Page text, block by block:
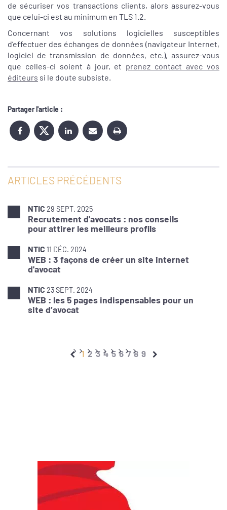
de sécuriser vos transactions clients, alors assurez-vous
que celui-ci est au minimum en TLS 1.2.
Concernant vos solutions logicielles susceptibles
d’effectuer des échanges de données (navigateur Internet,
logiciel de transmission de données, etc.), assurez-vous
que celles-ci soient à jour, et prenez contact avec vos
éditeurs si le doute subsiste.
Partager l'article :
ARTICLES PRÉCÉDENTS
NTIC 29 SEPT. 2025
Recrutement d'avocats : nos conseils
pour attirer les meilleurs profils
NTIC 11 DÉC. 2024
WEB : 3 façons de créer un site internet
d'avocat
NTIC 23 SEPT. 2024
WEB : les 5 pages indispensables pour un
site d’avocat
1 2 3 4 5 6 7 8 9